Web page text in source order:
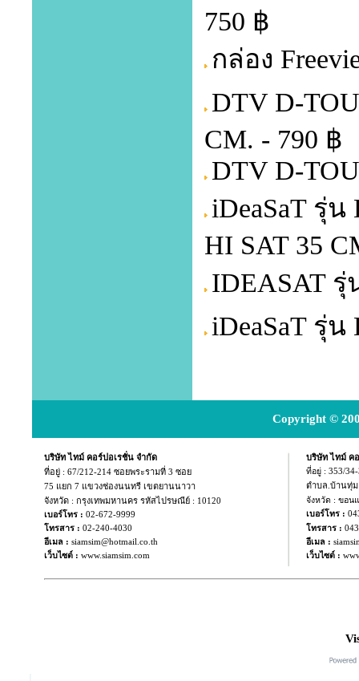
750 ฿
กล่อง
DTV D-
CM. - 790 ฿
DTV D-
iDeaSaT รุ่
HI SAT 35
IDEASAT รุ่
iDeaSaT รุ่น
Copyright ©
บริษัท ไทม์ คอร์ปอเรชั่น จำกัด
ที่อยู่ : 67/212-214 ซอยพระรามที่ 3 ซอย
75 แยก 7 แขวงช่องนนทรี เขตยานนาวา
จังหวัด : กรุงเทพมหานคร รหัสไปรษณีย์ : 10120
เบอร์โทร : 02-672-9999
โทรสาร : 02-240-4030
อีเมล : siamsim@hotmail.co.th
เว็บไซต์ : www.siamsim.com
บริษัท ไทม์ ค
ที่อยู่ : 353/
ตำบล.บ้านทุ่
จังหวัด : ขอน
เบอร์โทร :
โทรสาร :
อีเมล :
เว็บไซต์ :